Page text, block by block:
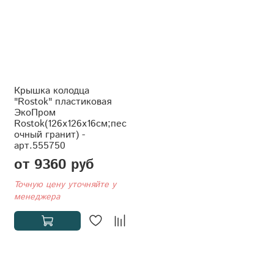
Крышка колодца
"Rostok" пластиковая
ЭкоПром
Rostok(126x126x16см;пес
очный гранит) -
арт.555750
от 9360 руб
Точную цену уточняйте у
менеджера